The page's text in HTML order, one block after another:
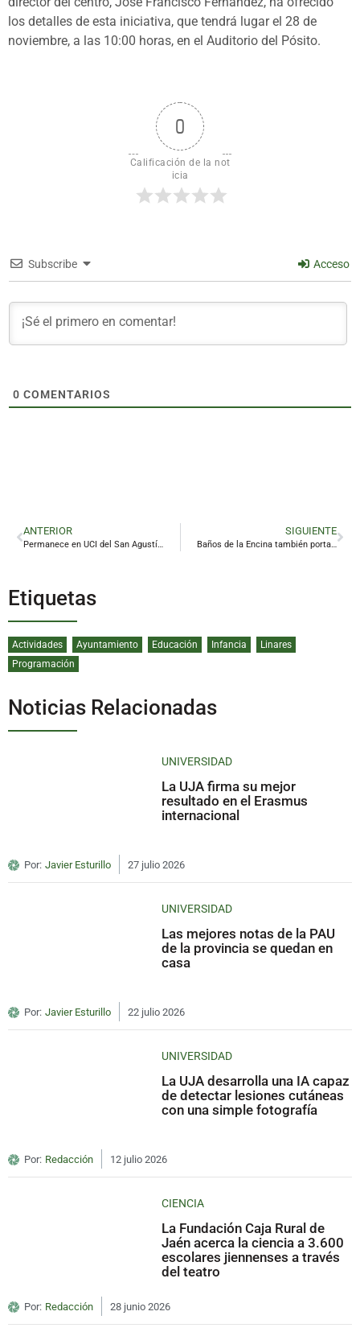
los detalles de esta iniciativa, que tendrá lugar el 28 de
noviembre, a las 10:00 horas, en el Auditorio del Pósito.
0
Calificación de la not
icia
Subscribe Acceso
0 COMENTARIOS
ANTERIOR
Permanece en UCI del San Agustín el joven herido en el accidente mortal en Linares
SIGUIENTE
Baños de la Encina también portará el brazalete de ‘capitán de la provincia’
Etiquetas
Actividades Ayuntamiento Educación Infancia
Linares
Programación
Noticias Relacionadas
UNIVERSIDAD
La UJA firma su mejor
resultado en el Erasmus
internacional
Por: Javier Esturillo 27 julio 2026
UNIVERSIDAD
Las mejores notas de la PAU
de la provincia se quedan en
casa
Por: Javier Esturillo 22 julio 2026
UNIVERSIDAD
La UJA desarrolla una IA capaz
de detectar lesiones cutáneas
con una simple fotografía
Por: Redacción 12 julio 2026
CIENCIA
La Fundación Caja Rural de
Jaén acerca la ciencia a 3.600
escolares jiennenses a través
del teatro
Por: Redacción 28 junio 2026